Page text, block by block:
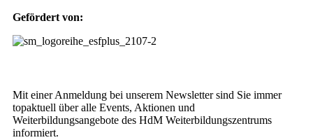
Gefördert von:
Mit einer Anmeldung bei unserem Newsletter sind Sie immer
topaktuell über alle Events, Aktionen und
Weiterbildungsangebote des HdM Weiterbildungszentrums
informiert.